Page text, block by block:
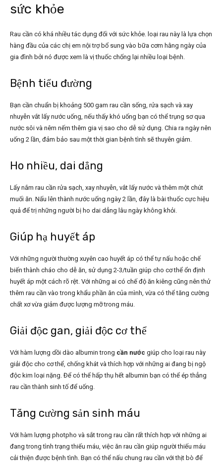
sức khỏe
Rau cần có khá nhiều tác dụng đối với sức khỏe. loại rau này là lựa chọn
hàng đầu của các chị em nội trợ bổ sung vào bữa cơm hằng ngày của
gia đình bởi nó được xem là vị thuốc chống lại nhiều loại bệnh.
Bệnh tiểu đường
Bạn cần chuẩn bị khoảng 500 gam rau cần sống, rửa sạch và xay
nhuyễn vắt lấy nước uống, nếu thấy khó uống bạn có thể trụng sơ qua
nước sôi và nêm nếm thêm gia vị sao cho dễ sử dụng. Chia ra ngày nên
uống 2 lần, đảm bảo sau một thời gian bệnh tình sẽ thuyên giảm.
Ho nhiều, dai dẳng
Lấy nắm rau cần rửa sạch, xay nhuyễn, vắt lấy nước và thêm một chút
muối ăn. Nấu lên thành nước uống ngày 2 lần, đây là bài thuốc cực hiệu
quả để trị những người bị ho dai dẳng lâu ngày không khỏi.
Giúp hạ huyết áp
Với những người thường xuyên cao huyết áp có thể tự nấu hoặc chế
biến thành cháo cho dễ ăn, sử dụng 2-3/tuần giúp cho cơ thể ổn định
huyết áp một cách rõ rệt. Với những ai có chế độ ăn kiêng cũng nên thử
thêm rau cần vào trong khẩu phần ăn của mình, vừa có thể tăng cường
chất xơ vừa giảm được lượng mỡ trong máu.
Giải độc gan, giải độc cơ thể
Với hàm lượng dồi dào albumin trong cần nước giúp cho loại rau này
giải độc cho cơ thể, chống khát và thích hợp với những ai đang bị ngộ
độc kim loại nặng. Để có thể hấp thụ hết albumin bạn có thể ép thẳng
rau cần thành sinh tố để uống.
Tăng cường sản sinh máu
Với hàm lượng photpho và sắt trong rau cần rất thích hợp với những ai
đang trong tình trạng thiếu máu, việc ăn rau cần giúp người thiếu máu
cải thiện được bệnh tình. Bạn có thể nấu chung rau cần với thịt bò để